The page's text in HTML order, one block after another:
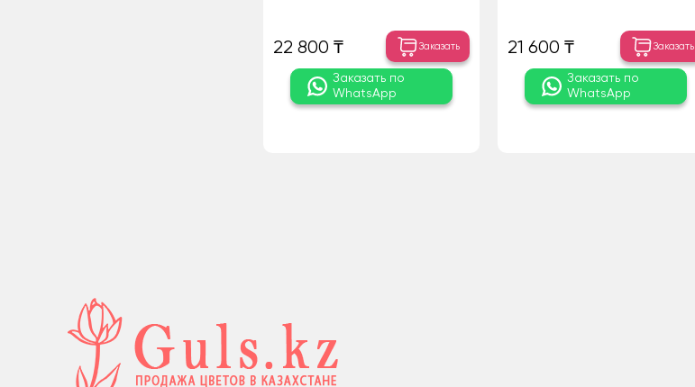
22 800 ₸ Заказать
Заказать по
WhatsApp
21 600 ₸ Заказать
Заказать по
WhatsApp